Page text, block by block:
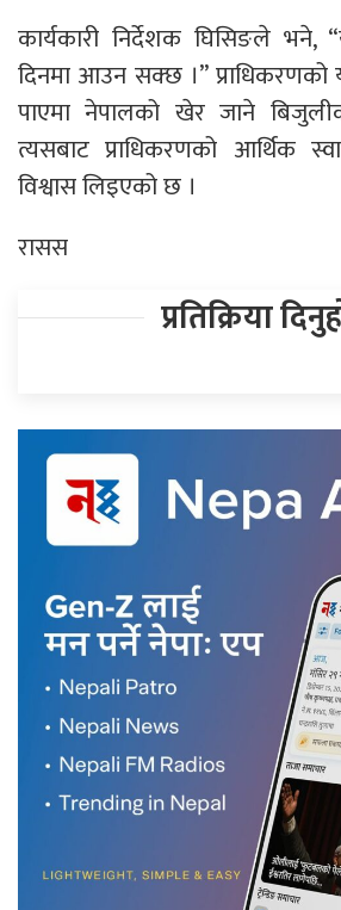
कार्यकारी निर्देशक घिसिङले भने,
दिनमा आउन सक्छ ।” प्राधिकरणको
पाएमा नेपालको खेर जाने
त्यसबाट प्राधिकरणको आर्थिक
विश्वास लिइएको छ ।
रासस
प्रतिक्रिया